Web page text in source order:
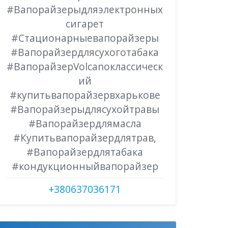
#Вапорайзерыдляэлектронных
сигарет
#Стационарныевапорайзеры
#Вапорайзердлясухоготабака
#ВапорайзерVolcanoклассическ
ий
#купитьвапорайзервхарькове
#Вапорайзерыдлясухойтравы
#Вапорайзердлямасла
#Купитьвапорайзердлятрав,
#Вапорайзердлятабака
#кондукционныйвапорайзер
+380637036171